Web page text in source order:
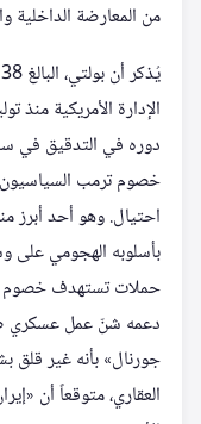
من المعارضة الداخلية
الإدارة الأمريكية
دوره في التدقيق في
خصوم ترمب السياسيون
احتيال. وهو أحد أبرز
بأسلوبه الهجومي على
حملات تستهدف خصوم
دعمه شنّ عمل عسكري
جورنال» بأنه غير قلق
العقاري، متوقعاً أن